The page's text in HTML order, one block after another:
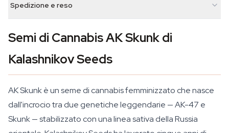
Spedizione e reso
Semi di Cannabis AK Skunk di
Kalashnikov Seeds
AK Skunk è un seme di cannabis femminizzato che nasce
dall'incrocio tra due genetiche leggendarie — AK-47 e
Skunk — stabilizzato con una linea sativa della Russia